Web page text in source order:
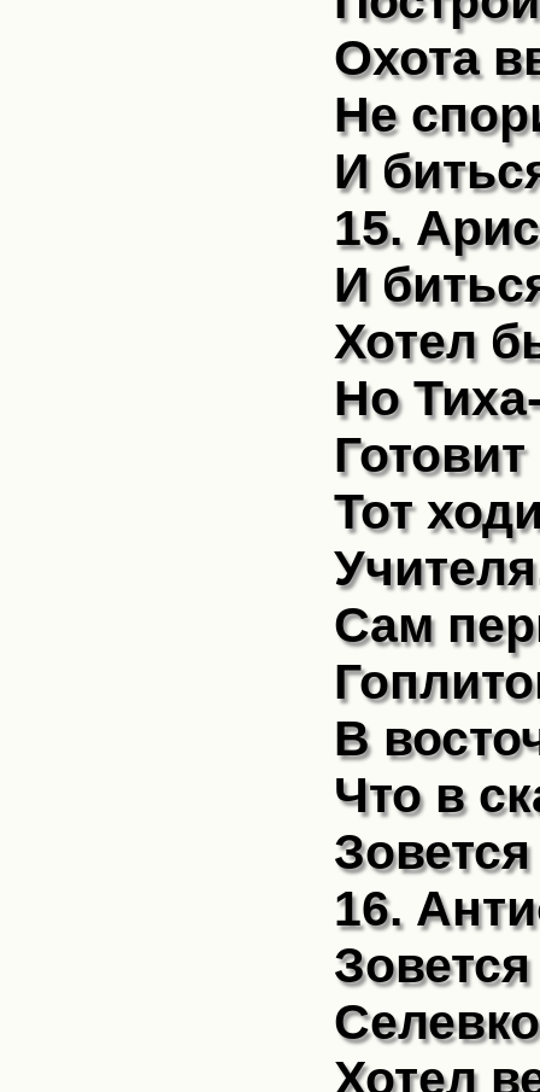
Охота
Не
И
15.
И
Хотел
Но
Тот
Сам
В
Что в
16.
Хотел